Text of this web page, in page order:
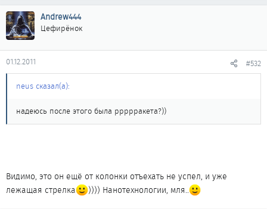
Andrew444
Цефирёнок
01.12.2011 #532
neus сказал(а):
надеюсь после этого была ррррракета?))
Видимо, это он ещё от колонки отъехать не успел, и уже
лежащая стрелка
)))) Нанотехнологии, мля..